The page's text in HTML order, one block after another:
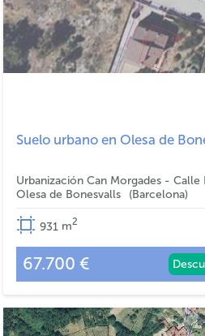
Suelo urbano en Olesa de
Olesa de Bonesvalls
Barcelona
931 m2
67.700 €